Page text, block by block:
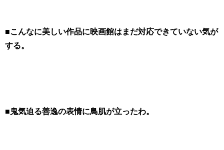
■こんなに美しい作品に映画館はまだ対応できていない気が
する。
■鬼気迫る善逸の表情に鳥肌が立ったわ。